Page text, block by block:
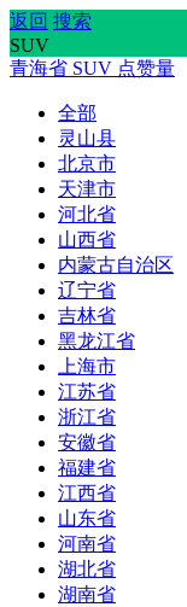
返回 搜索
SUV
青海省 SUV 点赞量
全部
灵山县
北京市
天津市
河北省
山西省
内蒙古自治区
辽宁省
吉林省
黑龙江省
上海市
江苏省
浙江省
安徽省
福建省
江西省
山东省
河南省
湖北省
湖南省